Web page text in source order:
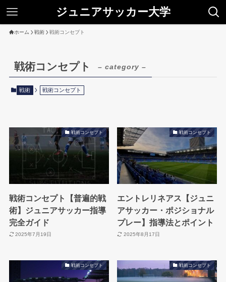
ジュニアサッカー大学
ホーム 戦術 戦術コンセプト
戦術コンセプト – category –
戦術 戦術コンセプト
戦術コンセプト
戦術コンセプト【普遍的戦
術】ジュニアサッカー指導
完全ガイド
2025年7月19日
戦術コンセプト
エントレリネアス【ジュニ
アサッカー・ポジショナル
プレー】指導法とポイント
2025年8月17日
戦術コンセプト 戦術コンセプト